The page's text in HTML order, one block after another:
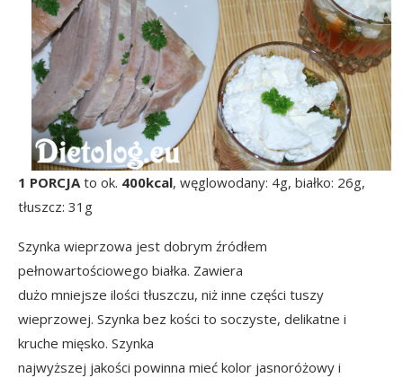
1 PORCJAto ok. 400kcal, węglowodany: 4g, białko: 26g,
tłuszcz: 31g
Szynka wieprzowa jest dobrym źródłem
pełnowartościowego białka. Zawiera
dużo mniejsze ilości tłuszczu, niż inne części tuszy
wieprzowej. Szynka bez kości to soczyste, delikatne i
kruche mięsko. Szynka
najwyższej jakości powinna mieć kolor jasnoróżowy i